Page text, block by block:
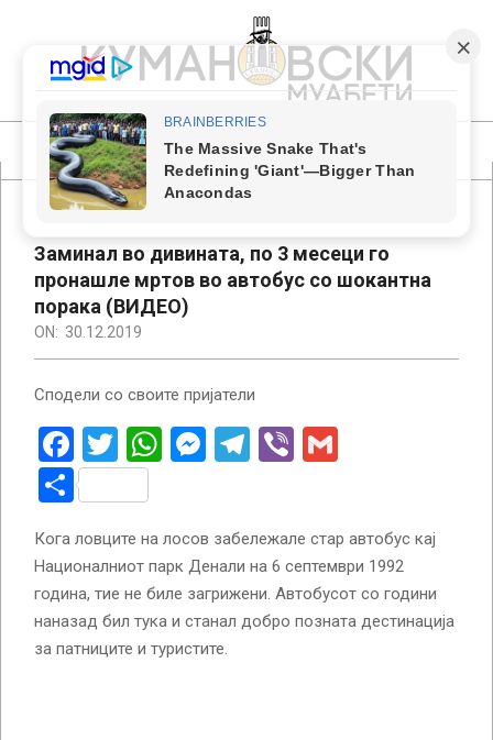
content
КУМАНОВСКИ
МУАБЕТИ
Primary
Navigation
Заминал во дивината, по 3 месеци го
пронашле мртов во автобус со шокантна
порака (ВИДЕО)
ON: 30.12.2019
Сподели со своите пријатели
Facebook
Twitter
WhatsApp
Messenger
Telegram
Viber
Share
Кога ловците на лосов забележале стар автобус кај
Националниот парк Денали на 6 септември 1992
година, тие не биле загрижени. Автобусот со години
наназад бил тука и станал добро позната дестинација
за патниците и туристите.